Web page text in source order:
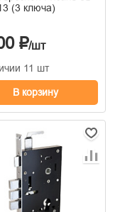
(3 ключа)
₽/шт
11 шт
В корзину